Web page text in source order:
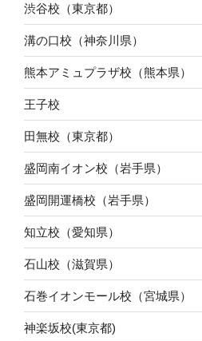
渋谷校（東京都）
溝の口校（神奈川県）
熊本アミュプラザ校（熊本県）
王子校
田無校（東京都）
盛岡南イオン校（岩手県）
盛岡開運橋校（岩手県）
知立校（愛知県）
石山校（滋賀県）
石巻イオンモール校（宮城県）
神楽坂校(東京都)